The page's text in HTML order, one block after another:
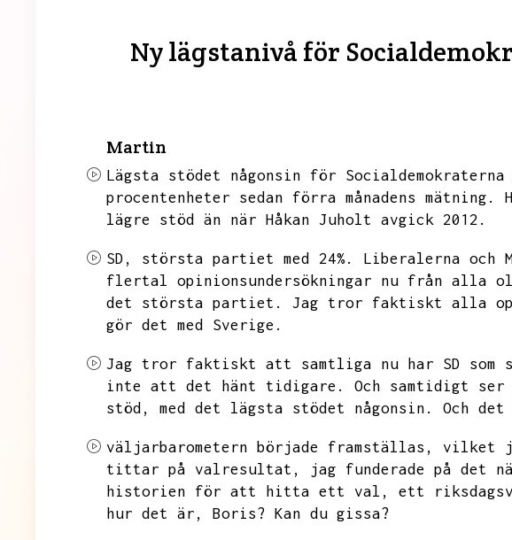
Ny lägstanivå för
Martin
Lägsta stödet någonsin för
procentenheter sedan förra månadens mätning.
lägre stöd än när Håkan Juholt avgick 2012.
SD, största partiet med 24%. Liberalerna
flertal opinionsundersökningar nu från alla
det största partiet.
Jag tror faktiskt alla
gör det med Sverige.
Jag tror faktiskt att samtliga nu har SD som
inte att det hänt tidigare.
Och samtidigt
stöd,
med det lägsta stödet någonsin. Och
väljarbarometern började framställas, vilket
tittar på valresultat,
jag funderade på det
historien för att hitta ett val,
ett
hur det är,
Boris? Kan du gissa?